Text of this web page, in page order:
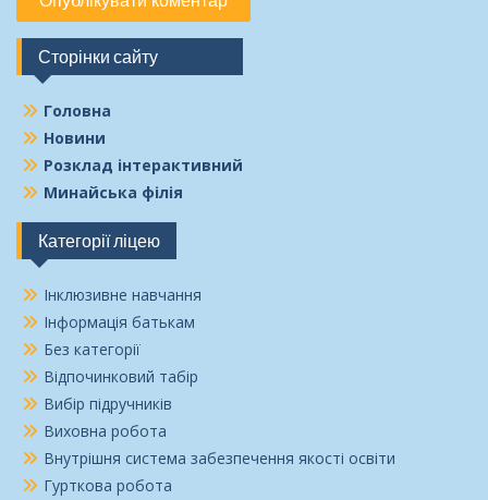
Сторінки сайту
Головна
Новини
Розклад інтерактивний
Минайська філія
Категорії ліцею
Інклюзивне навчання
Інформація батькам
Без категорії
Відпочинковий табір
Вибір підручників
Виховна робота
Внутрішня система забезпечення якості освіти
Гурткова робота